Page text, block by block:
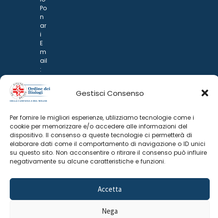
Gestisci Consenso
Per fornire le migliori esperienze, utilizziamo tecnologie come i
cookie per memorizzare e/o accedere alle informazioni del
dispositivo. Il consenso a queste tecnologie ci permetterà di
elaborare dati come il comportamento di navigazione o ID unici
su questo sito. Non acconsentire o ritirare il consenso può influire
negativamente su alcune caratteristiche e funzioni.
Accetta
Nega
Po
n
ar
i
E
m
ail
:
d
@
p
n
ar
i.it